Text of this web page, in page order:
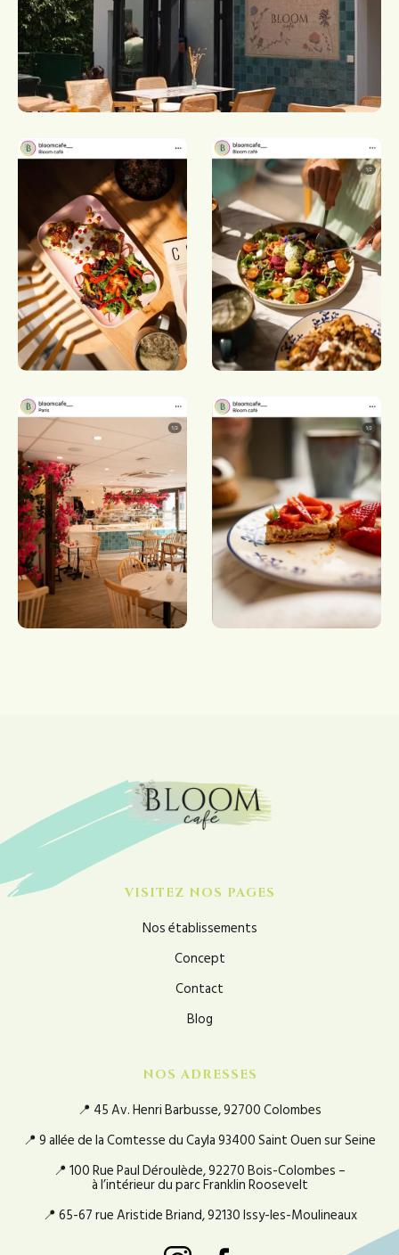
VISITEZ NOS PAGES
Nos établissements
Concept
Contact
Blog
NOS ADRESSES
📍 45 Av. Henri Barbusse, 92700 Colombes
📍 9 allée de la Comtesse du Cayla 93400 Saint Ouen sur Seine
📍 100 Rue Paul Déroulède, 92270 Bois-Colombes –
à l’intérieur du parc Franklin Roosevelt
📍 65-67 rue Aristide Briand, 92130 Issy-les-Moulineaux